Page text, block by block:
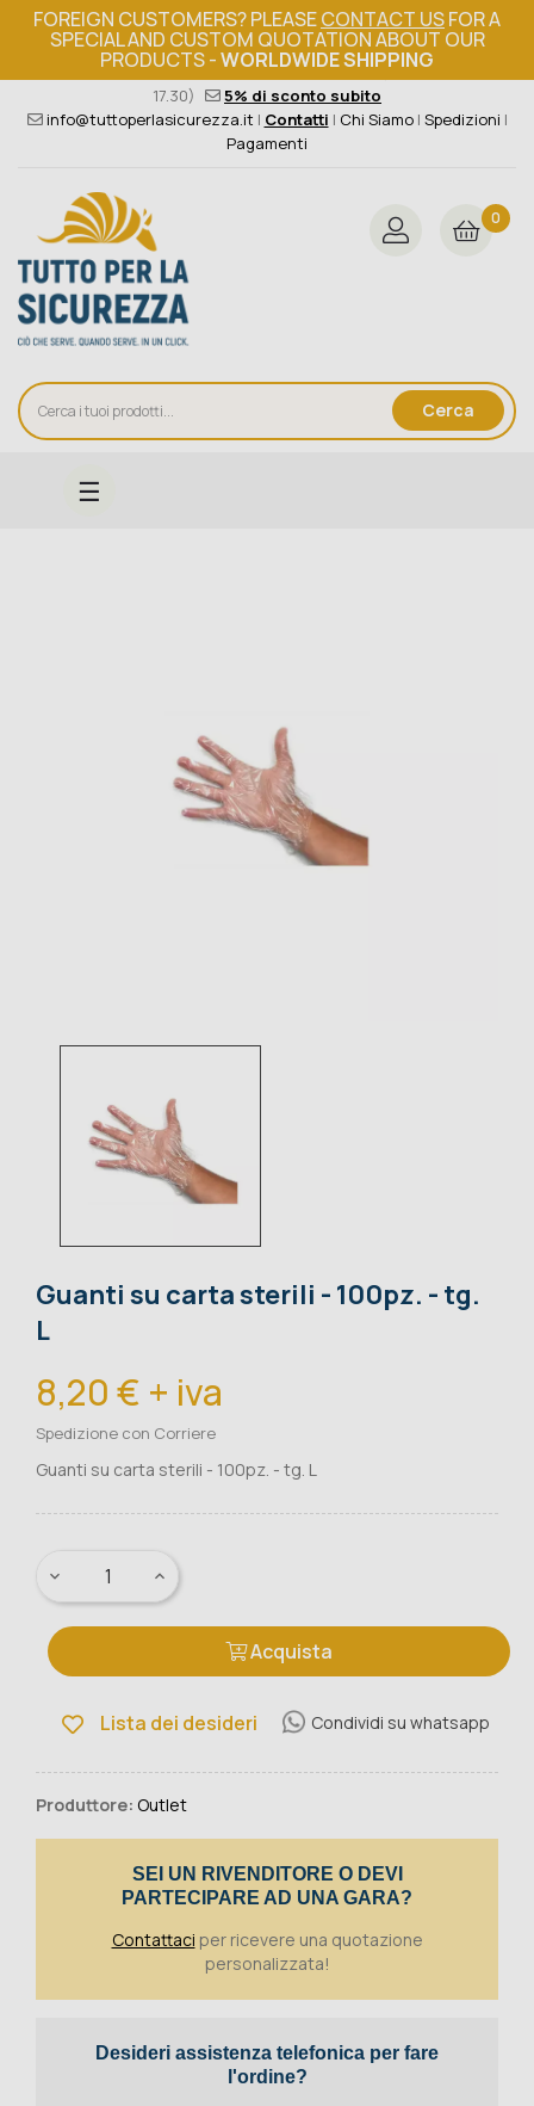
FOREIGN CUSTOMERS? PLEASECONTACT USFOR A
SPECIAL AND CUSTOM QUOTATION ABOUT OUR
PRODUCTS -WORLDWIDE SHIPPING
Ordine minimo 149€+iva 376 004 4000(Lun - Ven / 8.30 -
17.30)
5% di sconto subito
info@tuttoperlasicurezza.it | Contatti | Chi Siamo| Spedizioni |
Pagamenti
Cerca
0
navigazione
☰
Guanti su carta sterili - 100pz. - tg.
L
8,20 € + iva
Spedizione con Corriere
Guanti su carta sterili - 100pz. - tg. L
Acquista
Lista dei desideri Condividi su whatsapp
Produttore: Outlet
SEI UN RIVENDITORE O DEVI
PARTECIPARE AD UNA GARA?
Contattaci per ricevere una quotazione
personalizzata!
Desideri assistenza telefonica per fare
l'ordine?